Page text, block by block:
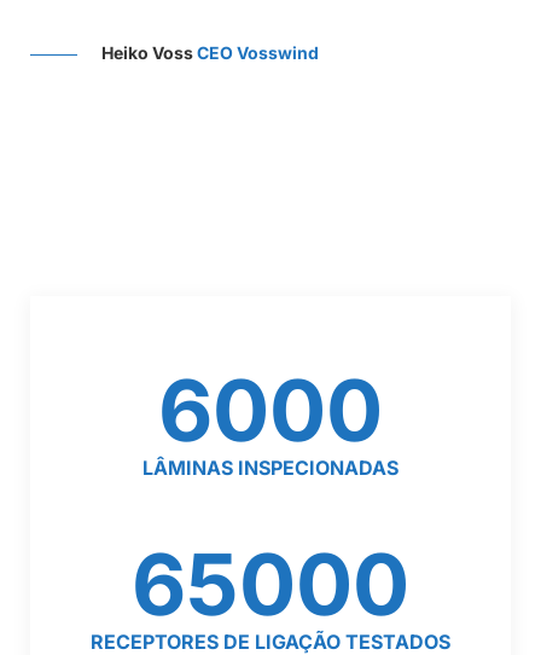
Heiko VossCEO Vosswind
6000
LÂMINAS INSPECIONADAS
65000
RECEPTORES DE LIGAÇÃO TESTADOS